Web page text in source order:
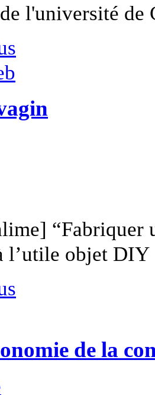
l'université
“Fabriquer
l’utile objet
de la